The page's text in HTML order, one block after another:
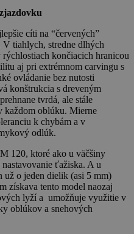
cíti na “červených”
V tiahlych, stredne dlhých
končiacich hranicou
aj pri extrémnom carvingu s
ovládanie bez nutosti
konštrukcia s dreveným
tvrdá, ale stále
každom oblúku. Mierne
k chybám a v
odlúk.
120, ktoré ako u väčšiny
ťažiska. A u
o jeden dielik (asi 5 mm)
získava tento model naozaj
lyží a umožňuje využitie v
oblúkov a snehových